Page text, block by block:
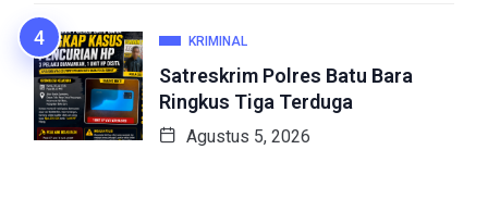
KRIMINAL
Satreskrim Polres Batu Bara
Ringkus Tiga Terduga
Agustus 5, 2026